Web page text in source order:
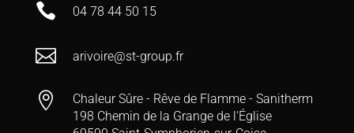
 04 78 44 50 15
 arivoire@st-group.fr

Chaleur Sûre - Rêve de Flamme - Sanitherm
198 Chemin de la Grange de l'Église